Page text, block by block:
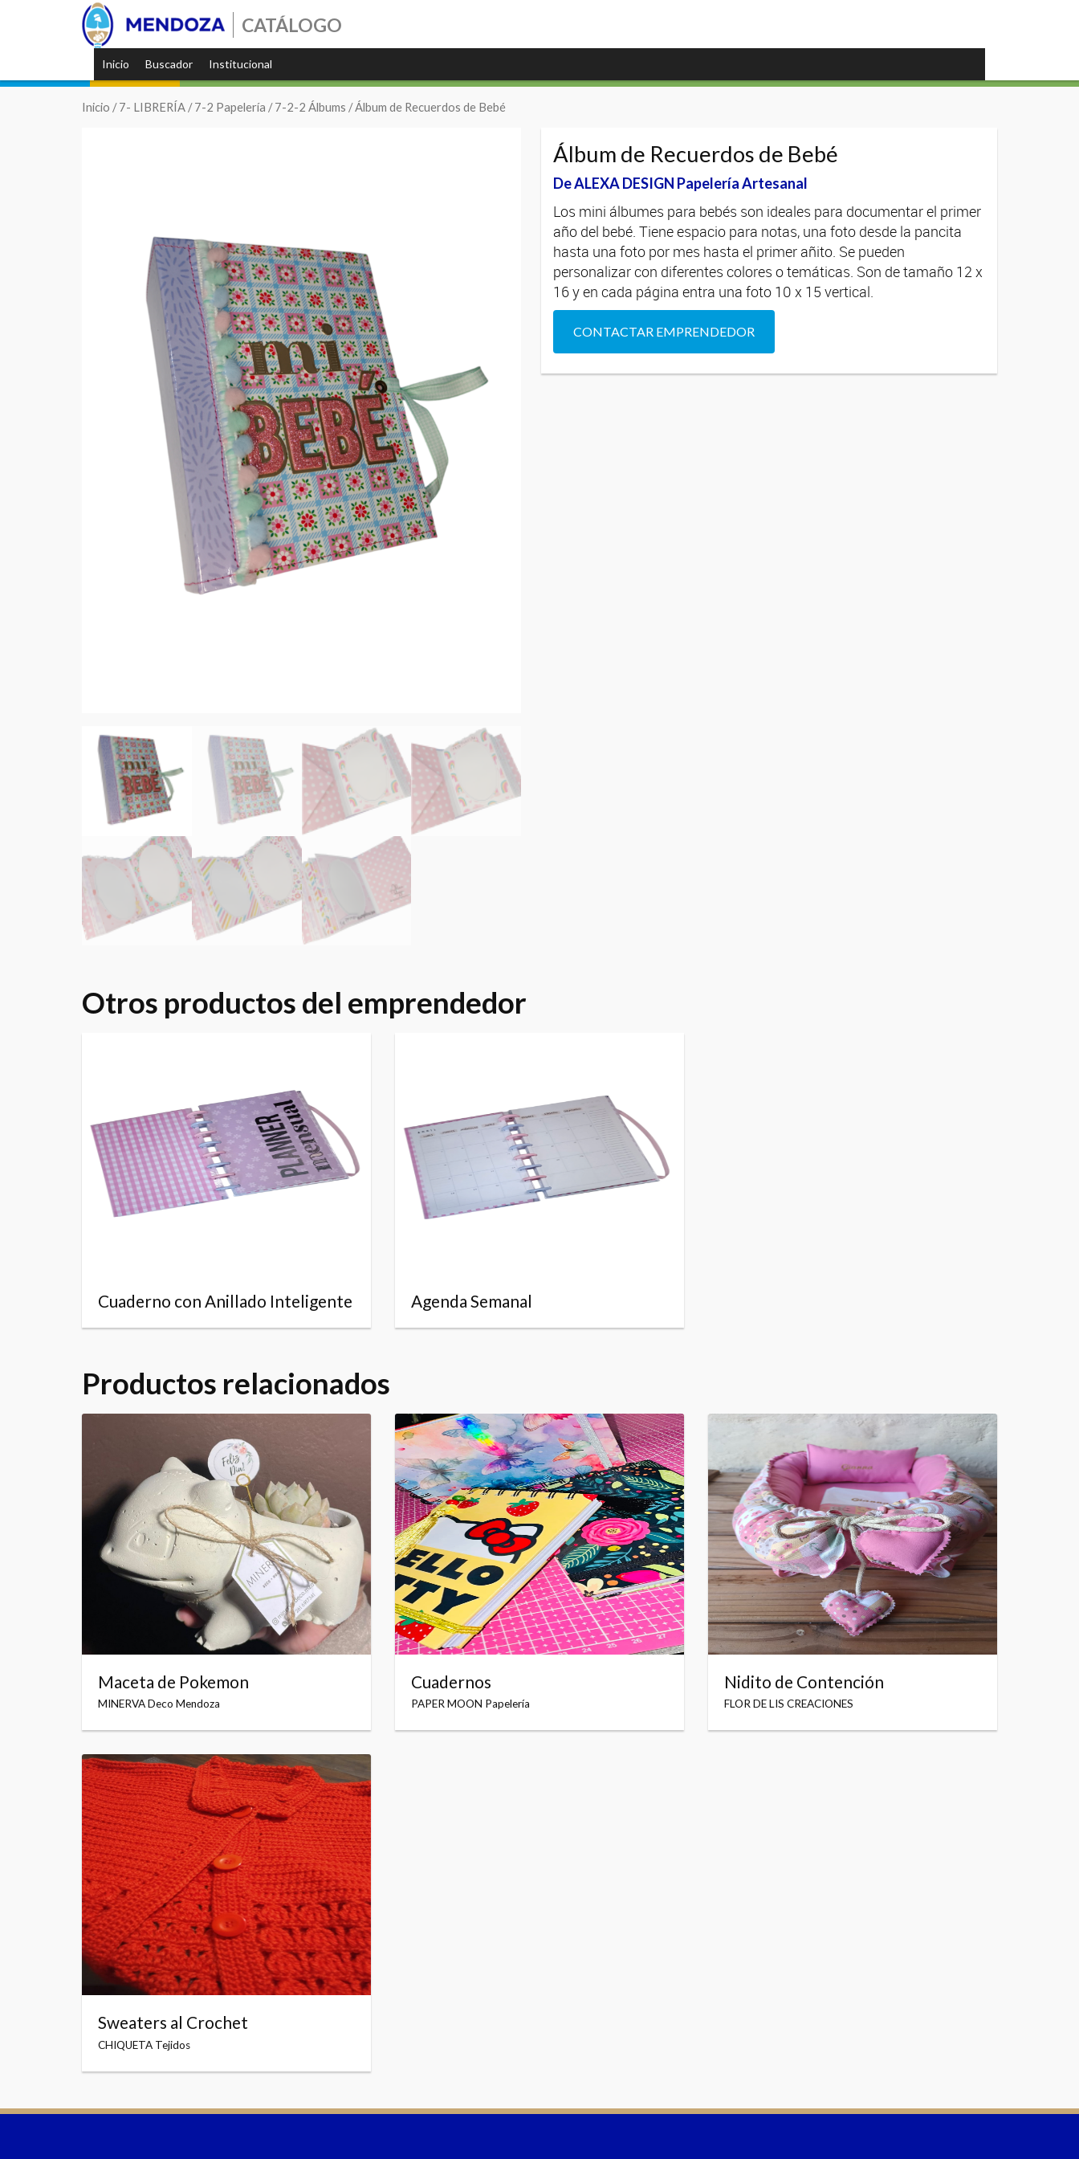
CATÁLOGO
Inicio Buscador Institucional
Inicio /7- LIBRERÍA /7-2 Papelería /7-2-2 Álbums / Álbum de Recuerdos de Bebé
Álbum de Recuerdos de Bebé
De ALEXA DESIGN Papelería Artesanal
Los mini álbumes para bebés son ideales para documentar el primer
año del bebé. Tiene espacio para notas, una foto desde la pancita
hasta una foto por mes hasta el primer añito. Se pueden
personalizar con diferentes colores o temáticas. Son de tamaño 12 x
16 y en cada página entra una foto 10 x 15 vertical.
CONTACTAR EMPRENDEDOR
Otros productos del emprendedor
Cuaderno con Anillado Inteligente Agenda Semanal
Productos relacionados
Maceta de Pokemon
MINERVA Deco Mendoza
Cuadernos
PAPER MOON Papelería
Nidito de Contención
FLOR DE LIS CREACIONES
Sweaters al Crochet
CHIQUETA Tejidos